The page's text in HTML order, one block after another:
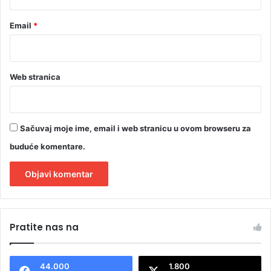
Email *
Web stranica
Sačuvaj moje ime, email i web stranicu u ovom browseru za
buduće komentare.
tPratite nas na
44.000 1.800